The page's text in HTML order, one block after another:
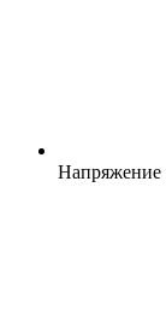
Напряжение